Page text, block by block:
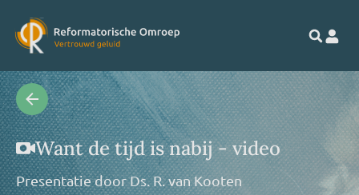
Want de tijd is nabij - video
Presentatie doorDs. R. van Kooten